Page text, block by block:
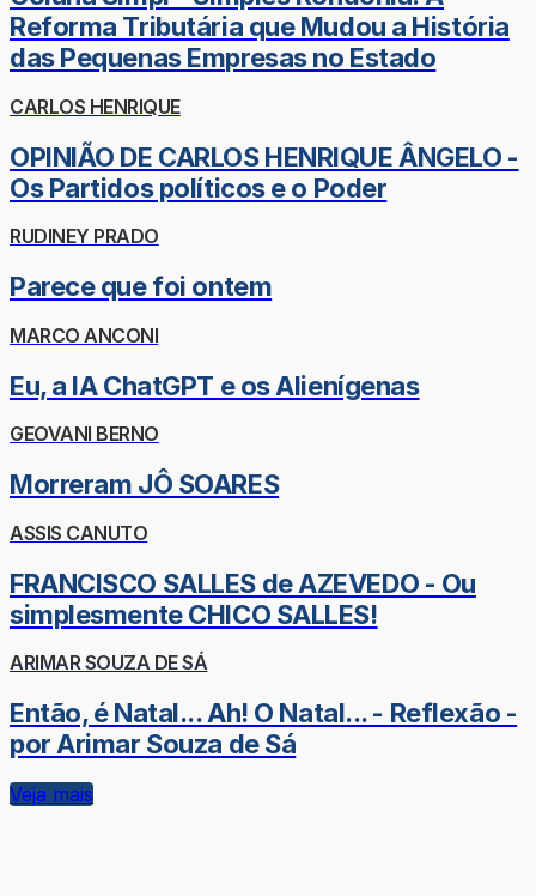
Reforma Tributária que Mudou a História
das Pequenas Empresas no Estado
CARLOS HENRIQUE
OPINIÃO DE CARLOS HENRIQUE ÂNGELO -
Os Partidos políticos e o Poder
RUDINEY PRADO
Parece que foi ontem
MARCO ANCONI
Eu, a IA ChatGPT e os Alienígenas
GEOVANI BERNO
Morreram JÔ SOARES
ASSIS CANUTO
FRANCISCO SALLES de AZEVEDO - Ou
simplesmente CHICO SALLES!
ARIMAR SOUZA DE SÁ
Então, é Natal... Ah! O Natal... - Reflexão -
por Arimar Souza de Sá
Veja mais